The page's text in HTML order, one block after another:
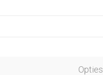
Opties